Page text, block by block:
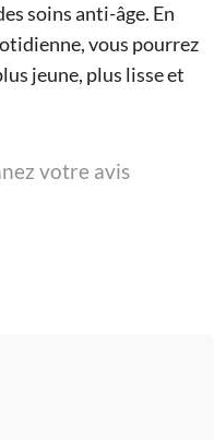
soins anti-âge. En
vous pourrez
jeune, plus lisse et
votre avis